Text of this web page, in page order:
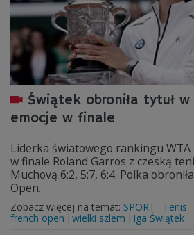
Świątek obroniła tytuł w
emocje w finale
Liderka światowego rankingu WTA
w finale Roland Garros z czeską
Muchovą 6:2, 5:7, 6:4. Polka
Open.
Zobacz więcej na temat: SPORT Tenis
french open
wielki szlem Iga Świątek